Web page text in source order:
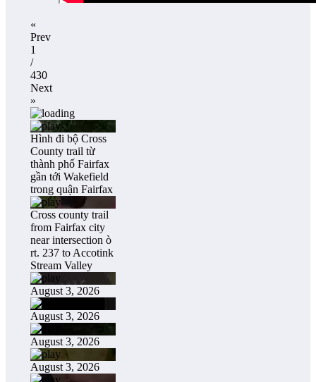
«
Prev
1
/
430
Next
»
Hình đi bộ Cross
County trail từ
thành phố Fairfax
gần tới Wakefield
trong quận Fairfax
Cross county trail
from Fairfax city
near intersection ò
rt. 237 to Accotink
Stream Valley
August 3, 2026
August 3, 2026
August 3, 2026
August 3, 2026